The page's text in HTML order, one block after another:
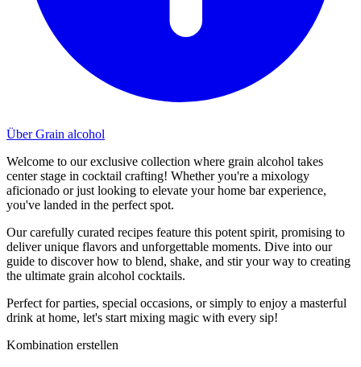
Über Grain alcohol
Welcome to our exclusive collection where grain alcohol takes
center stage in cocktail crafting! Whether you're a mixology
aficionado or just looking to elevate your home bar experience,
you've landed in the perfect spot.
Our carefully curated recipes feature this potent spirit, promising to
deliver unique flavors and unforgettable moments. Dive into our
guide to discover how to blend, shake, and stir your way to creating
the ultimate grain alcohol cocktails.
Perfect for parties, special occasions, or simply to enjoy a masterful
drink at home, let's start mixing magic with every sip!
Kombination erstellen